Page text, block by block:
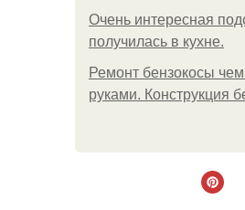
Очень интересная
получилась в кухне.
Ремонт бензокосы
руками. Конструкция